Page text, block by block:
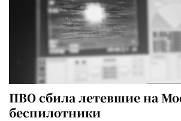
ПВО сбила летевшие на
беспилотники